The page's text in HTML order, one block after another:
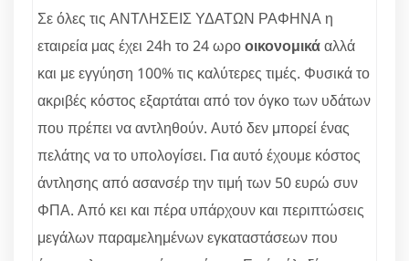
Σε όλες τις ΑΝΤΛΗΣΕΙΣ ΥΔΑΤΩΝ ΡΑΦΗΝΑ η
εταιρεία μας έχει 24h το 24 ωροοικονομικάαλλά
και με εγγύηση 100% τις καλύτερες τιμές. Φυσικά το
ακριβές κόστος εξαρτάται από τον όγκο των υδάτων
που πρέπει να αντληθούν. Αυτό δεν μπορεί ένας
πελάτης να το υπολογίσει. Για αυτό έχουμε κόστος
άντλησης από ασανσέρ την τιμή των 50 ευρώ συν
ΦΠΑ. Από κει και πέρα υπάρχουν και περιπτώσεις
μεγάλων παραμελημένων εγκαταστάσεων που